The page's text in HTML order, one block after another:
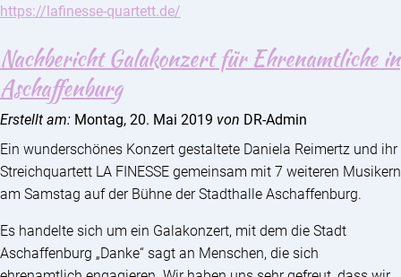
https://lafinesse-quartett.de/
Nachbericht Galakonzert für Ehrenamtliche in
Aschaffenburg
Erstellt am: Montag, 20. Mai 2019 von DR-Admin
Ein wunderschönes Konzert gestaltete Daniela Reimertz und ihr
Streichquartett LA FINESSE gemeinsam mit 7 weiteren Musikern
am Samstag auf der Bühne der Stadthalle Aschaffenburg.
Es handelte sich um ein Galakonzert, mit dem die Stadt
Aschaffenburg „Danke“ sagt an Menschen, die sich